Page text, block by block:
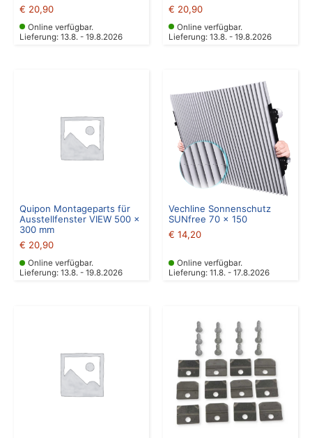
€ 20,90
Online verfügbar.
Lieferung: 13.8. - 19.8.2026
€ 20,90
Online verfügbar.
Lieferung: 13.8. - 19.8.2026
Quipon Montageparts für
Ausstellfenster VIEW 500 x
300 mm
€ 20,90
Online verfügbar.
Lieferung: 13.8. - 19.8.2026
Vechline Sonnenschutz
SUNfree 70 x 150
€ 14,20
Online verfügbar.
Lieferung: 11.8. - 17.8.2026